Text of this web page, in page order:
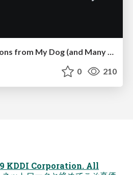
0 210
KDDI Corporation. All